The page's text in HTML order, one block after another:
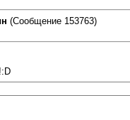
(Сообщение 153763)